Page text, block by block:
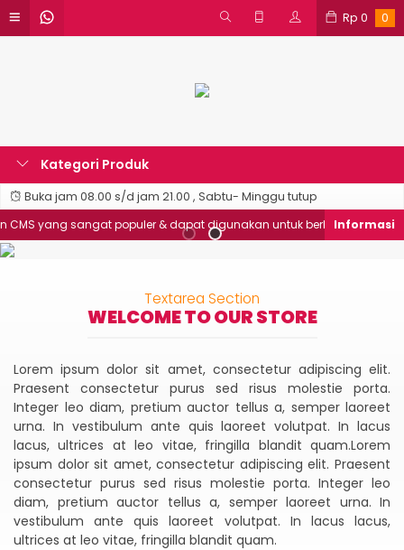
Rp 0 0
Kategori Produk
Buka jam 08.00 s/d jam 21.00 , Sabtu- Minggu tutup
yang sangat populer & dapat digunakan untuk berbagai macam
Textarea Section
WELCOME TO OUR STORE
Lorem ipsum dolor sit amet, consectetur adipiscing elit.
Praesent consectetur purus sed risus molestie porta.
Integer leo diam, pretium auctor tellus a, semper laoreet
urna. In vestibulum ante quis laoreet volutpat. In lacus
lacus, ultrices at leo vitae, fringilla blandit quam.Lorem
ipsum dolor sit amet, consectetur adipiscing elit. Praesent
consectetur purus sed risus molestie porta. Integer leo
diam, pretium auctor tellus a, semper laoreet urna. In
vestibulum ante quis laoreet volutpat. In lacus lacus,
ultrices at leo vitae, fringilla blandit quam.